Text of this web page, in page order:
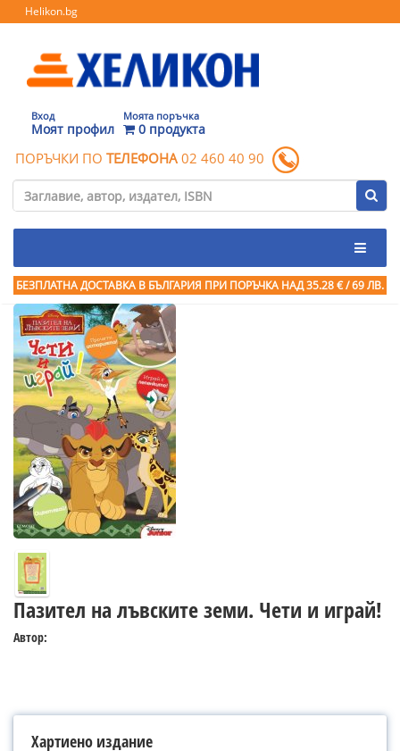
Helikon.bg
Вход
Моят профил
Моята поръчка
0 продукта
ПОРЪЧКИ ПО ТЕЛЕФОНА 02 460 40 90
БЕЗПЛАТНА ДОСТАВКА В БЪЛГАРИЯ ПРИ ПОРЪЧКА НАД 35.28 € / 69 ЛВ.
Пазител на лъвските земи. Чети и играй!
Автор:
Хартиено издание